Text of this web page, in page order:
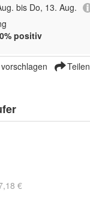
bis Do, 13. Aug.
positiv
Teilen
€